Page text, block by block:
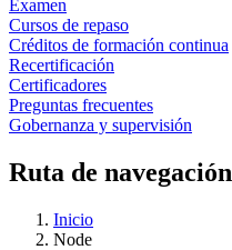
Examen
Cursos de repaso
Créditos de formación continua
Recertificación
Certificadores
Preguntas frecuentes
Gobernanza y supervisión
Ruta de navegación
Inicio
Node